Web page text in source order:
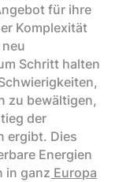
für ihre
Komplexität
Schritt halten
zu bewältigen,
der
ergibt. Dies
Energien
in ganz Europa